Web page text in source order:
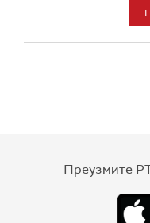
Преузмите